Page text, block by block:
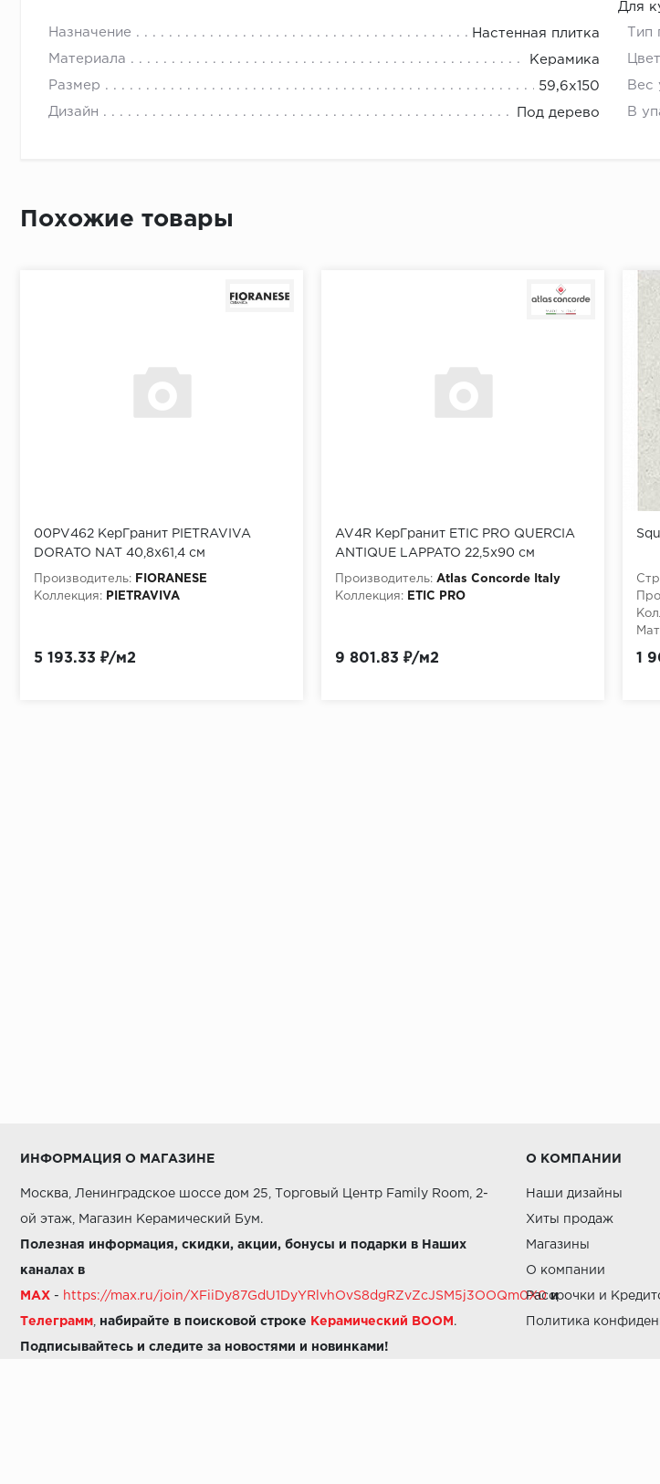
Для
Назначение Настенная плитка Тип
Материала Керамика Цвет
Размер 59,6x150 Вес
Дизайн Под дерево В
Достаточно только паспорта
Похожие товары
00PV462 КерГранит PIETRAVIVA
DORATO NAT 40,8x61,4 см
Производитель:
FIORANESE
Коллекция:
PIETRAVIVA
5 193.33 ₽/м2
AV4R КерГранит ETIC PRO QUERCIA
ANTIQUE LAPPATO 22,5x90 см
Производитель: Atlas Concorde Italy
Коллекция:
ETIC PRO
9 801.83 ₽/м2 1
ИНФОРМАЦИЯ О МАГАЗИНЕ
Москва, Ленинградское шоссе дом 25, Торговый Центр Family Room, 2-
ой этаж, Магазин Керамический Бум.
Полезная информация, скидки, акции, бонусы и подарки в Наших
каналах в
MAX - https://max.ru/join/XFiiDy87GdU1DyYRlvhOvS8dgRZvZcJSM5j3OOQm0X0 и
Телеграмм набирайте в поисковой строке Керамический BOOM .
Подписывайтесь и следите за новостями и новинками!
О КОМПАНИИ
Наши дизайны
Хиты продаж
Магазины
О компании
Рассрочки и
Политика